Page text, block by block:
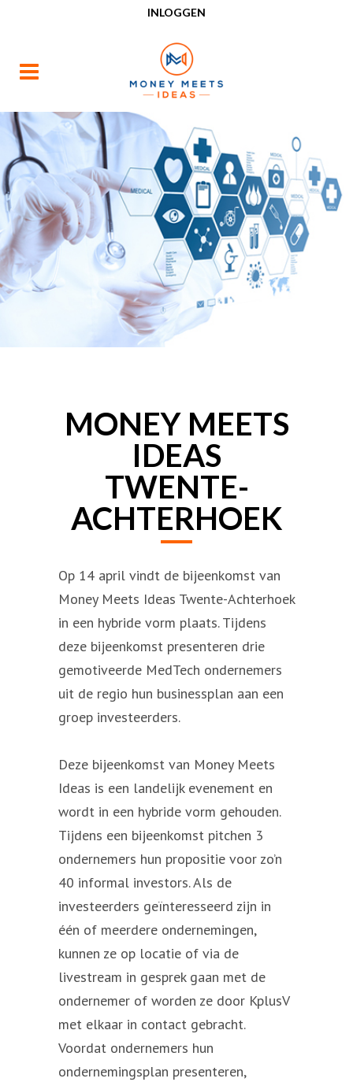
INLOGGEN
MONEY MEETS
IDEAS
TWENTE-
ACHTERHOEK
Op 14 april vindt de bijeenkomst van
Money Meets Ideas Twente-Achterhoek
in een hybride vorm plaats. Tijdens
deze bijeenkomst presenteren drie
gemotiveerde MedTech ondernemers
uit de regio hun businessplan aan een
groep investeerders.
Deze bijeenkomst van Money Meets
Ideas is een landelijk evenement en
wordt in een hybride vorm gehouden.
Tijdens een bijeenkomst pitchen 3
ondernemers hun propositie voor zo’n
40 informal investors. Als de
investeerders geïnteresseerd zijn in
één of meerdere ondernemingen,
kunnen ze op locatie of via de
livestream in gesprek gaan met de
ondernemer of worden ze door KplusV
met elkaar in contact gebracht.
Voordat ondernemers hun
ondernemingsplan presenteren,